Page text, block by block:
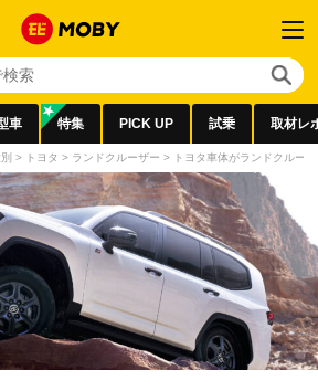
車 特集 PICK UP 試乗 取材レ
> トヨタ > ランドクルーザー > トヨタ車体がランドクルー